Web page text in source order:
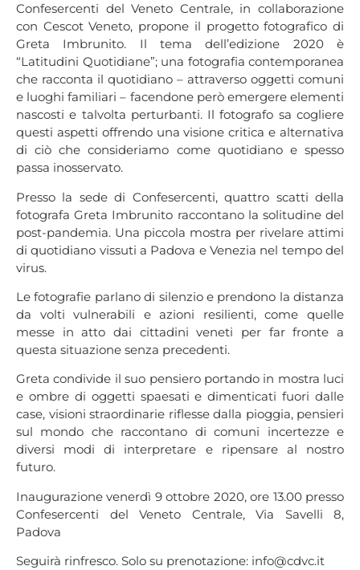
Confesercenti del Veneto Centrale, in collaborazione
con Cescot Veneto, propone il progetto fotografico di
Greta Imbrunito. Il tema dell’edizione 2020 è
“Latitudini Quotidiane”; una fotografia contemporanea
che racconta il quotidiano – attraverso oggetti comuni
e luoghi familiari – facendone però emergere elementi
nascosti e talvolta perturbanti. Il fotografo sa cogliere
questi aspetti offrendo una visione critica e alternativa
di ciò che consideriamo come quotidiano e spesso
passa inosservato.
Presso la sede di Confesercenti, quattro scatti della
fotografa Greta Imbrunito raccontano la solitudine del
post-pandemia. Una piccola mostra per rivelare attimi
di quotidiano vissuti a Padova e Venezia nel tempo del
virus.
Le fotografie parlano di silenzio e prendono la distanza
da volti vulnerabili e azioni resilienti, come quelle
messe in atto dai cittadini veneti per far fronte a
questa situazione senza precedenti.
Greta condivide il suo pensiero portando in mostra luci
e ombre di oggetti spaesati e dimenticati fuori dalle
case, visioni straordinarie riflesse dalla pioggia, pensieri
sul mondo che raccontano di comuni incertezze e
diversi modi di interpretare e ripensare al nostro
futuro.
Inaugurazione venerdì 9 ottobre 2020, ore 13.00 presso
Confesercenti del Veneto Centrale, Via Savelli 8,
Padova
Seguirà rinfresco. Solo su prenotazione: info@cdvc.it